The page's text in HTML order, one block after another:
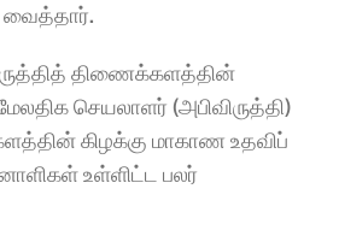
வைத்தார்.
திணைக்களத்தின்
கிழக்கு மாகாண உதவிப்
உள்ளிட்ட பலர்